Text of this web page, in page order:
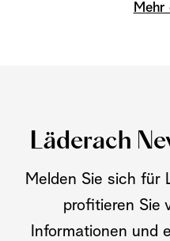
Mehr
Läderach
Melden Sie sich für
profitieren Sie
Informationen und